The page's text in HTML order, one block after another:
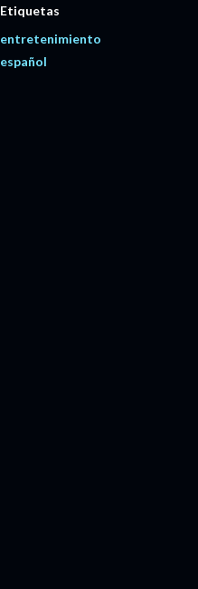
Etiquetas
entretenimiento
español